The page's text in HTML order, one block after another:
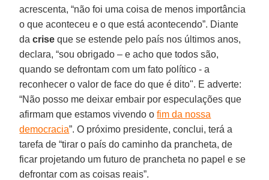
acrescenta, “não foi uma coisa de menos importância
o que aconteceu e o que está acontecendo”. Diante
dacrise que se estende pelo país nos últimos anos,
declara, “sou obrigado – e acho que todos são,
quando se defrontam com um fato político - a
reconhecer o valor de face do que é dito". E adverte:
“Não posso me deixar embair por especulações que
afirmam que estamos vivendo ofim da nossa
democracia”. O próximo presidente, conclui, terá a
tarefa de “tirar o país do caminho da prancheta, de
ficar projetando um futuro de prancheta no papel e se
defrontar com as coisas reais”.